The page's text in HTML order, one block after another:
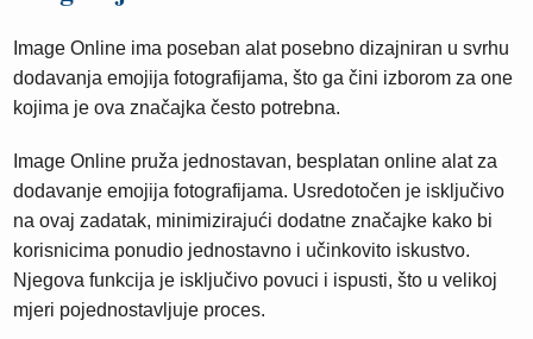
Image Online ima poseban alat posebno dizajniran u svrhu
dodavanja emojija fotografijama, što ga čini izborom za one
kojima je ova značajka često potrebna.
Image Online pruža jednostavan, besplatan online alat za
dodavanje emojija fotografijama. Usredotočen je isključivo
na ovaj zadatak, minimizirajući dodatne značajke kako bi
korisnicima ponudio jednostavno i učinkovito iskustvo.
Njegova funkcija je isključivo povuci i ispusti, što u velikoj
mjeri pojednostavljuje proces.